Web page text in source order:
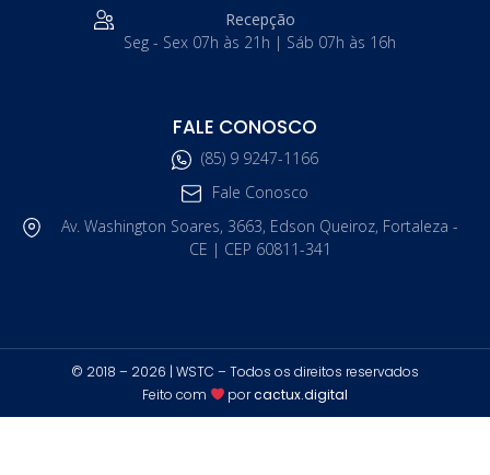
Recepção
Seg - Sex 07h às 21h | Sáb 07h às 16h
FALE CONOSCO
(85) 9 9247-1166
Fale Conosco
Av. Washington Soares, 3663, Edson Queiroz, Fortaleza -
CE | CEP 60811-341
© 2018 – 2026 | WSTC – Todos os direitos reservados
Feito com
porcactux.digital